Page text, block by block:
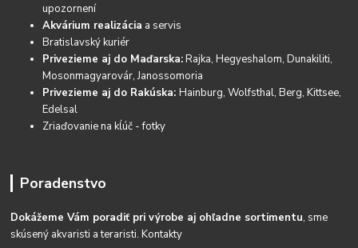
upozornení
Akvárium realizácia a servis
Bratislavský kuriér
Privezieme aj do Maďarska:Rajka, Hegyeshalom, Dunakiliti,
Mosonmagyarovár, Janossomoria
Privezieme aj do Rakúska:Hainburg, Wolfsthal, Berg, Kittsee,
Edelsal
Zriaďovanie na kĺúč - fotky
Poradenstvo
Dokážeme Vám poradiť pri výrobe aj ohľadne sortimentu, sme
skúsený akvaristi a teraristi.Kontakty